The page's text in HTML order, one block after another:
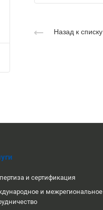
Назад к списку
и сертификация
и межрегиональное